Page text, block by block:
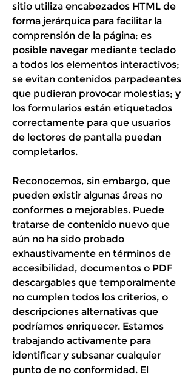
sitio utiliza encabezados HTML de
forma jerárquica para facilitar la
comprensión de la página; es
posible navegar mediante teclado
a todos los elementos interactivos;
se evitan contenidos parpadeantes
que pudieran provocar molestias; y
los formularios están etiquetados
correctamente para que usuarios
de lectores de pantalla puedan
completarlos.
Reconocemos, sin embargo, que
pueden existir algunas áreas no
conformes o mejorables. Puede
tratarse de contenido nuevo que
aún no ha sido probado
exhaustivamente en términos de
accesibilidad, documentos o PDF
descargables que temporalmente
no cumplen todos los criterios, o
descripciones alternativas que
podríamos enriquecer. Estamos
trabajando activamente para
identificar y subsanar cualquier
punto de no conformidad. El